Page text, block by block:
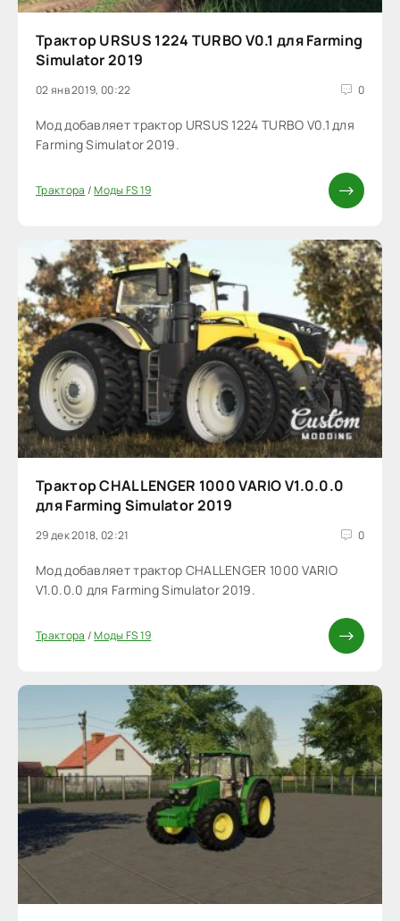
Трактор URSUS 1224 TURBO V0.1 для Farming
Simulator 2019
02 янв 2019, 00:22 0
Мод добавляет трактор URSUS 1224 TURBO V0.1 для
Farming Simulator 2019.
Трактора /Моды FS 19
Трактор CHALLENGER 1000 VARIO V1.0.0.0
для Farming Simulator 2019
29 дек 2018, 02:21 0
Мод добавляет трактор CHALLENGER 1000 VARIO
V1.0.0.0 для Farming Simulator 2019.
Трактора /Моды FS 19